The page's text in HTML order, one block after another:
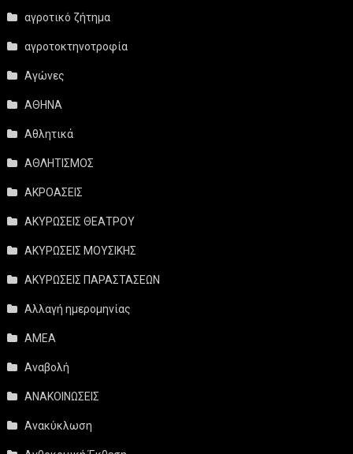
αγροτικό ζήτημα
αγροτοκτηνοτροφία
Αγώνες
ΑΘΗΝΑ
Αθλητικά
ΑΘΛΗΤΙΣΜΟΣ
ΑΚΡΟΑΣΕΙΣ
ΑΚΥΡΩΣΕΙΣ ΘΕΑΤΡΟΥ
ΑΚΥΡΩΣΕΙΣ ΜΟΥΣΙΚΗΣ
ΑΚΥΡΩΣΕΙΣ ΠΑΡΑΣΤΑΣΕΩΝ
Αλλαγή ημερομηνίας
ΑΜΕΑ
Αναβολή
ΑΝΑΚΟΙΝΩΣΕΙΣ
Ανακύκλωση